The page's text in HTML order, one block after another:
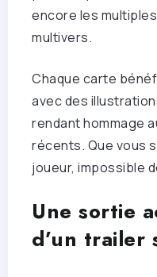
encore les
multivers.
Chaque carte
avec des
rendant hommage
récents. Que vous
joueur, impossible
Une sortie
d’un trailer